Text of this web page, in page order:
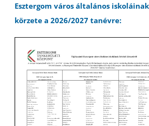
Esztergom város általános
körzete a 2026/2027 tanévre: